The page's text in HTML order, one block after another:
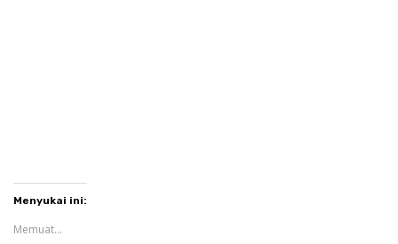
Menyukai ini:
Memuat...